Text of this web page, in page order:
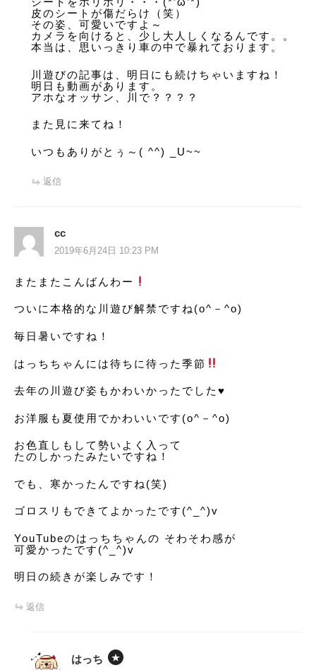
皮のシートが傷だらけ（笑）
その姿、可愛いですよ～
カメラを向けると、少し大人しくなるんです。。
本当は、思いっきり車の中で暴れております。
川遊びの記事は、明日にも続けちゃいますね！
明日も動画があります。
アホなオッサン、川で？？？？
また見に来てね！
いつもありがとぅ～( ^^) _U~~
返信
cc
2019年6月24日 10:23 PM
またまたこんばんわー
ついに本格的な川遊び解禁ですね(o^－^o)
毎日暑いですね！
はっちちゃんには待ちに待った季節
去年の川遊び姿もかわいかったでした♥️
お洋服も夏使用でかわいいです(o^－^o)
お色直しもして勢いよく入って
たのしかったみたいですね！
でも、寒かったんですね(笑)
ゴロスリもできてよかったです(^_^)v
YouTubeのはっちちゃんの そわそわ感が
可愛かったです(^_^)v
明日の続きが楽しみです！
返信
はっち